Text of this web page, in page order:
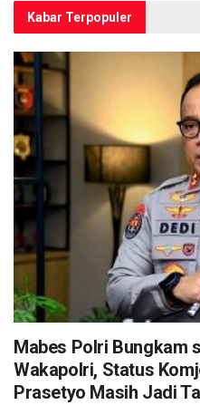
Kabar Terpopuler
Mabes Polri Bungkam
Wakapolri, Status
Prasetyo Masih Jadi